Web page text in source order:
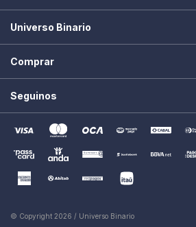
Universo Binario
Comprar
Seguinos
© Copyright 2026 / Universo Binario